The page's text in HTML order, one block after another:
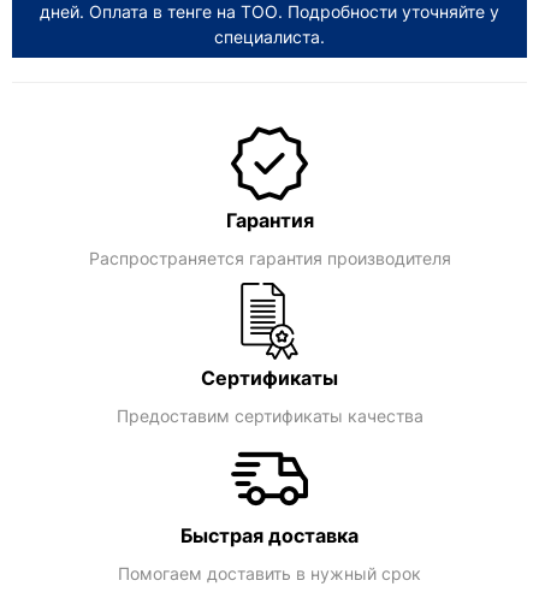
дней. Оплата в тенге на ТОО. Подробности уточняйте у
специалиста.
Гарантия
Распространяется гарантия производителя
Сертификаты
Предоставим сертификаты качества
Быстрая доставка
Помогаем доставить в нужный срок